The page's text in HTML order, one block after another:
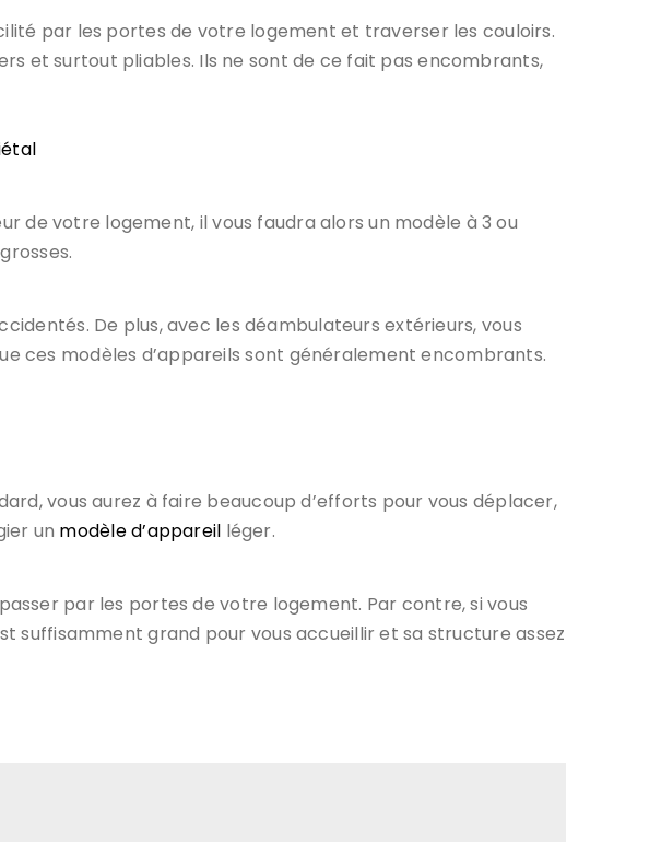
par les portes de votre logement et traverser les couloirs.
et surtout pliables. Ils ne sont de ce fait pas encombrants,
de votre logement, il vous faudra alors un modèle à 3 ou
De plus, avec les déambulateurs extérieurs, vous
ces modèles d’appareils sont généralement encombrants.
vous aurez à faire beaucoup d’efforts pour vous déplacer,
un modèle d’appareil léger.
par les portes de votre logement. Par contre, si vous
suffisamment grand pour vous accueillir et sa structure assez